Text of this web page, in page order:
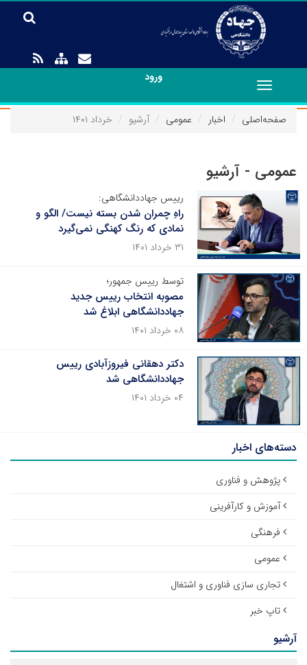
ورود
Toggle
navigation
صفحه‌اصلی
اخبار عمومی آرشیو خرداد ۱۴۰۱
عمومی - آرشیو
رییس جهاددانشگاهی:
راهِ چمران شدن بسته نیست/ الگو و
نمادی که رنگ کهنگی نمی‌گیرد
۳۱ خرداد ۱۴۰۱
توسط رییس جمهور؛
مصوبه انتخاب رییس جدید
جهاددانشگاهی ابلاغ شد
۰۸ خرداد ۱۴۰۱
دکتر دهقانی فیروزآبادی رییس
جهاددانشگاهی شد
۰۴ خرداد ۱۴۰۱
دسته‌های اخبار
پژوهش و فناوری
آموزش و کارآفرینی
فرهنگی
عمومی
تجاری سازی فناوری و اشتغال
تاپ خبر
آرشیو